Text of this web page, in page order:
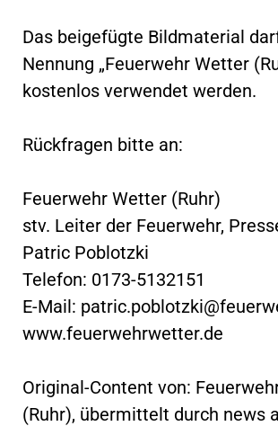
Das beigefügte Bildmaterial
Nennung „Feuerwehr Wetter
kostenlos verwendet werden.
Rückfragen bitte an:
Feuerwehr Wetter (Ruhr)
stv. Leiter der Feuerwehr,
Patric Poblotzki
Telefon: 0173-5132151
E-Mail:
www.feuerwehrwetter.de
Original-Content von:
(Ruhr), übermittelt durch news